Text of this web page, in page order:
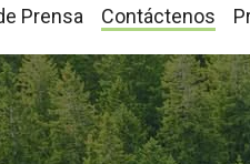
Prensa Contáctenos